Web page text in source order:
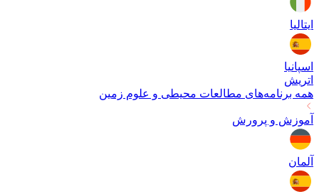
ایتالیا
اسپانیا
اتریش
همه برنامه‌های مطالعات محیطی و علوم زمین
آموزش و پرورش
آلمان